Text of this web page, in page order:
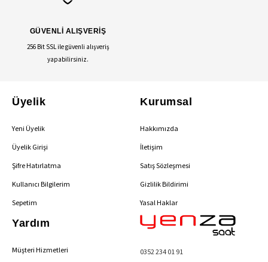
GÜVENLİ ALIŞVERİŞ
256 Bit SSL ile güvenli alışveriş
yapabilirsiniz.
Üyelik
Yeni Üyelik
Üyelik Girişi
Şifre Hatırlatma
Kullanıcı Bilgilerim
Sepetim
Kurumsal
Hakkımızda
İletişim
Satış Sözleşmesi
Gizlilik Bildirimi
Yasal Haklar
Yardım
Müşteri Hizmetleri 0352 234 01 91